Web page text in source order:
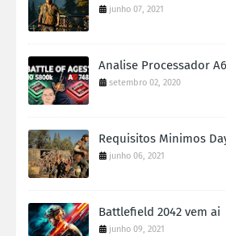
junho 07, 2021
Analise Processador
setembro 02, 2020
Requisitos Minimos
junho 06, 2021
Battlefield 2042 vem ai
junho 09, 2021